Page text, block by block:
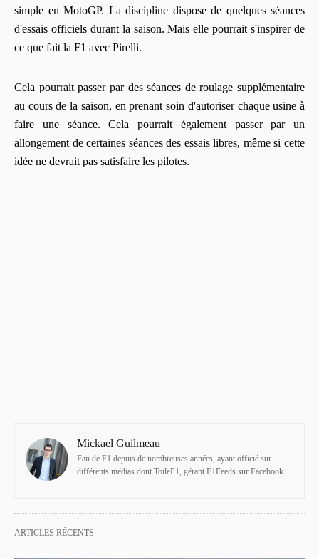
simple en MotoGP. La discipline dispose de quelques séances
d'essais officiels durant la saison. Mais elle pourrait s'inspirer de
ce que fait la F1 avec Pirelli.
Cela pourrait passer par des séances de roulage supplémentaire
au cours de la saison, en prenant soin d'autoriser chaque usine à
faire une séance. Cela pourrait également passer par un
allongement de certaines séances des essais libres, même si cette
idée ne devrait pas satisfaire les pilotes.
Mickael Guilmeau
Fan de F1 depuis de nombreuses années, ayant officié sur
différents médias dont ToileF1, gérant F1Feeds sur Facebook.
ARTICLES RÉCENTS